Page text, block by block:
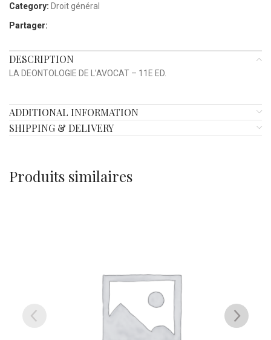
Category: Droit général
Partager:
DESCRIPTION
LA DEONTOLOGIE DE L’AVOCAT – 11E ED.
ADDITIONAL INFORMATION
SHIPPING & DELIVERY
Produits similaires